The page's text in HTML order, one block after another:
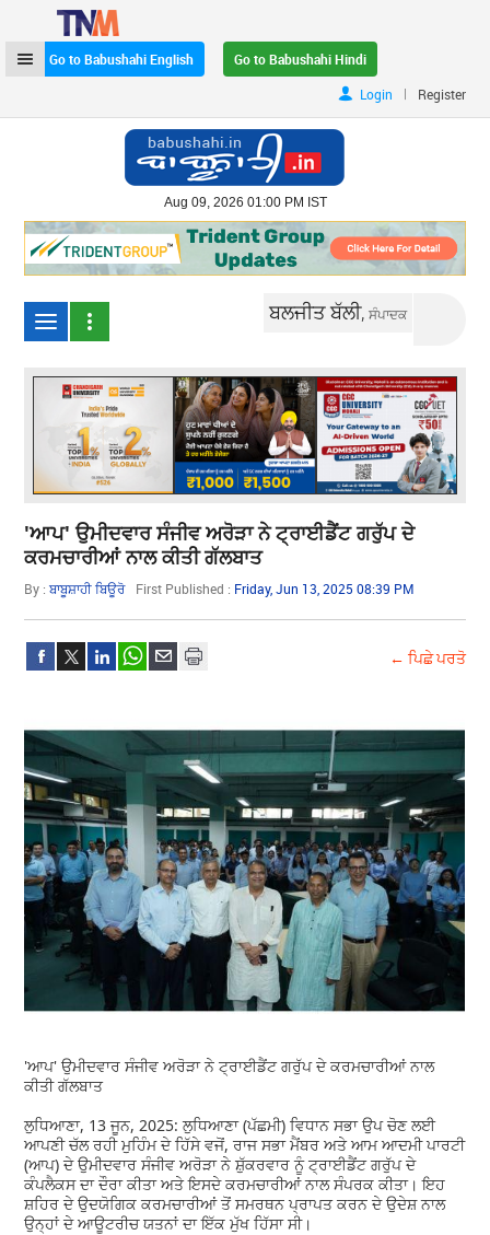
Go to Babushahi English
Go to Babushahi Hindi
Login
| Register
Aug 09, 2026 01:00 PM IST
ਬਲਜੀਤ ਬੱਲੀ,ਸੰਪਾਦਕ
'ਆਪ' ਉਮੀਦਵਾਰ ਸੰਜੀਵ ਅਰੋੜਾ ਨੇ ਟ੍ਰਾਈਡੈਂਟ ਗਰੁੱਪ ਦੇ
ਕਰਮਚਾਰੀਆਂ ਨਾਲ ਕੀਤੀ ਗੱਲਬਾਤ
By :ਬਾਬੂਸ਼ਾਹੀ ਬਿਊਰੋ First Published : Friday, Jun 13, 2025 08:39 PM
← ਪਿਛੇ ਪਰਤੋ
'ਆਪ' ਉਮੀਦਵਾਰ ਸੰਜੀਵ ਅਰੋੜਾ ਨੇ ਟ੍ਰਾਈਡੈਂਟ ਗਰੁੱਪ ਦੇ ਕਰਮਚਾਰੀਆਂ ਨਾਲ
ਕੀਤੀ ਗੱਲਬਾਤ
ਲੁਧਿਆਣਾ, 13 ਜੂਨ, 2025: ਲੁਧਿਆਣਾ (ਪੱਛਮੀ) ਵਿਧਾਨ ਸਭਾ ਉਪ ਚੋਣ ਲਈ
ਆਪਣੀ ਚੱਲ ਰਹੀ ਮੁਹਿੰਮ ਦੇ ਹਿੱਸੇ ਵਜੋਂ, ਰਾਜ ਸਭਾ ਮੈਂਬਰ ਅਤੇ ਆਮ ਆਦਮੀ ਪਾਰਟੀ
(ਆਪ) ਦੇ ਉਮੀਦਵਾਰ ਸੰਜੀਵ ਅਰੋੜਾ ਨੇ ਸ਼ੁੱਕਰਵਾਰ ਨੂੰ ਟ੍ਰਾਈਡੈਂਟ ਗਰੁੱਪ ਦੇ
ਕੰਪਲੈਕਸ ਦਾ ਦੌਰਾ ਕੀਤਾ ਅਤੇ ਇਸਦੇ ਕਰਮਚਾਰੀਆਂ ਨਾਲ ਸੰਪਰਕ ਕੀਤਾ। ਇਹ
ਸ਼ਹਿਰ ਦੇ ਉਦਯੋਗਿਕ ਕਰਮਚਾਰੀਆਂ ਤੋਂ ਸਮਰਥਨ ਪ੍ਰਾਪਤ ਕਰਨ ਦੇ ਉਦੇਸ਼ ਨਾਲ
ਉਨ੍ਹਾਂ ਦੇ ਆਊਟਰੀਚ ਯਤਨਾਂ ਦਾ ਇੱਕ ਮੁੱਖ ਹਿੱਸਾ ਸੀ।